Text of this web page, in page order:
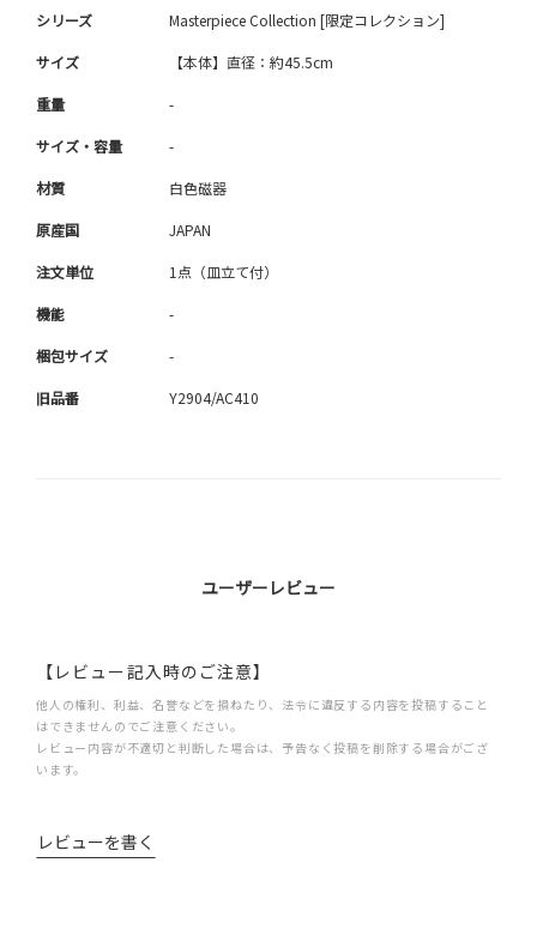
シリーズ Masterpiece Collection [限定コレクション]
サイズ 【本体】直径：約45.5cm
重量 -
サイズ・容量 -
材質 白色磁器
原産国 JAPAN
注文単位 1点（皿立て付）
機能 -
梱包サイズ -
旧品番 Y2904/AC410
ユーザーレビュー
【レビュー記入時のご注意】
他人の権利、利益、名誉などを損ねたり、法令に違反する内容を投稿すること
はできませんのでご注意ください。
レビュー内容が不適切と判断した場合は、予告なく投稿を削除する場合がござ
います。
レビューを書く